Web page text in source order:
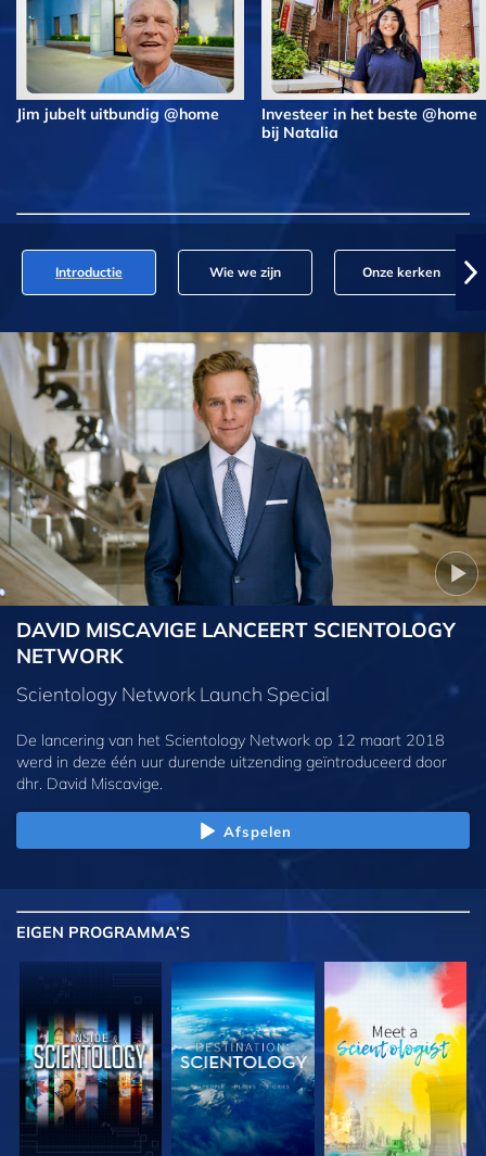
Jim jubelt uitbundig @home
Investeer in het beste @home
bij Natalia
Introductie Wie we zijn Onze kerken
DAVID MISCAVIGE LANCEERT SCIENTOLOGY
NETWORK
Scientology Network Launch Special
De lancering van het Scientology Network op 12 maart 2018
werd in deze één uur durende uitzending geïntroduceerd door
dhr. David Miscavige.
Afspelen
EIGEN PROGRAMMA’S